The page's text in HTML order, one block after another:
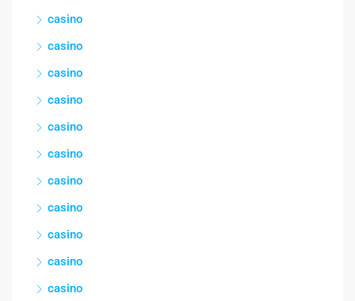
casino
casino
casino
casino
casino
casino
casino
casino
casino
casino
casino